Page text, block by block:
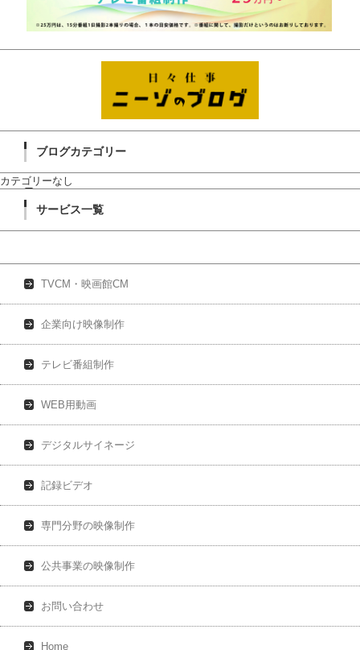
ブログカテゴリー
カテゴリーなし
サービス一覧
TVCM・映画館CM
企業向け映像制作
テレビ番組制作
WEB用動画
デジタルサイネージ
記録ビデオ
専門分野の映像制作
公共事業の映像制作
お問い合わせ
Home